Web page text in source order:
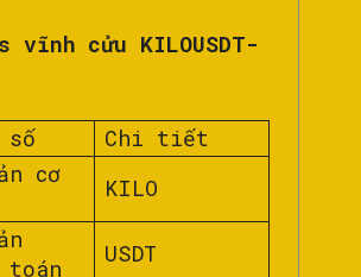
vĩnh cửu KILOUSDT-
số
Chi tiết
cơ
KILO
toán
USDT